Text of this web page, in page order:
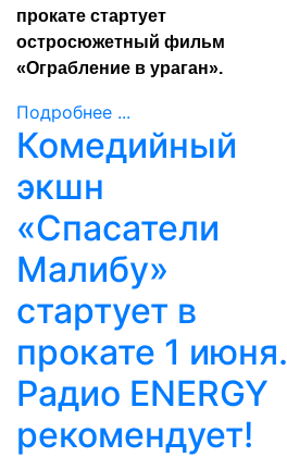
прокате стартует
остросюжетный фильм
«Ограбление в ураган».
Подробнее ...
Комедийный
экшн
«Спасатели
Малибу»
стартует в
прокате 1 июня.
Радио ENERGY
рекомендует!